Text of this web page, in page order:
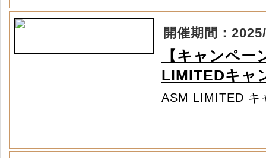
開催期間：
【キャンペ
LIMITEDキャ
ASM LIMITED キ